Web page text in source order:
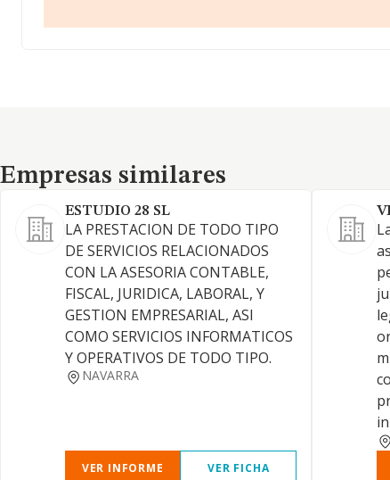
Empresas similares
Empresas similares
ESTUDIO 28 SL
LA PRESTACION DE TODO TIPO
DE SERVICIOS RELACIONADOS
CON LA ASESORIA CONTABLE,
FISCAL, JURIDICA, LABORAL, Y
GESTION EMPRESARIAL, ASI
COMO SERVICIOS INFORMATICOS
Y OPERATIVOS DE TODO TIPO.
NAVARRA
VER INFORME VER FICHA